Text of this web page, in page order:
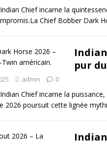
Chief incarne la
Chief Bobber Dark
pur
admin 0
Chief incarne la
2026 poursuit cette lignée
Indian